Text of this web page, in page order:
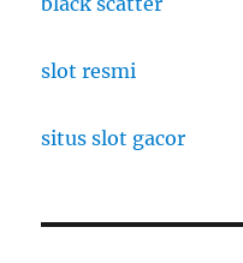
slot resmi
situs slot gacor